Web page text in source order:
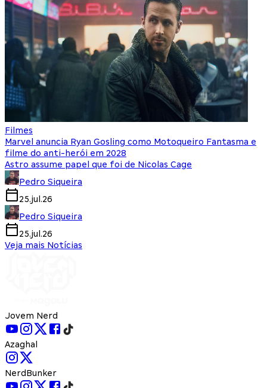
Filmes
Marvel anuncia Ryan Gosling como Motoqueiro Fantasma e
filme do anti-herói em 2028
Astro assume papel que foi de Nicolas Cage
Pedro Siqueira
25.jul.26
Pedro Siqueira
25.jul.26
Veja mais Notícias
Jovem Nerd
Azaghal
NerdBunker